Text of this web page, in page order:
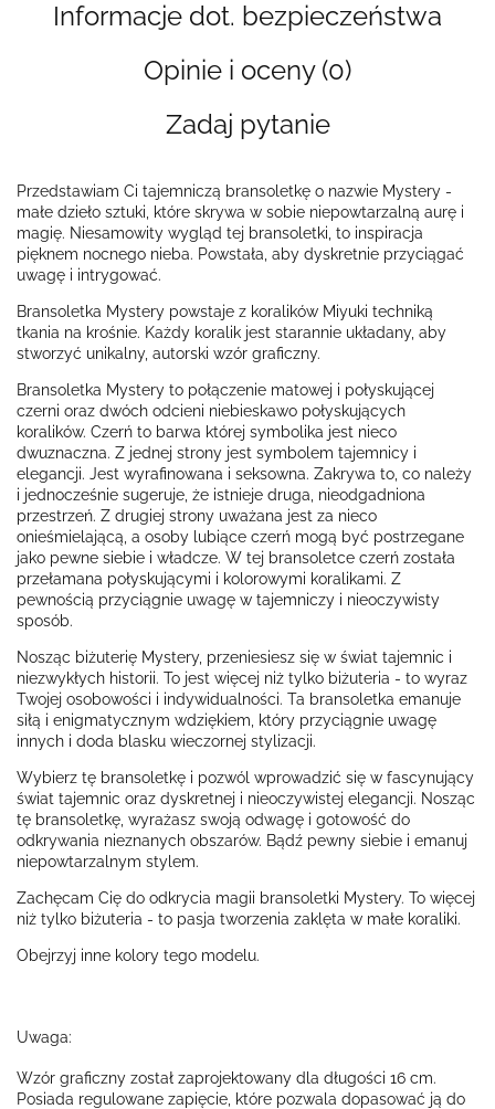
Informacje dot. bezpieczeństwa
Opinie i oceny (0)
Zadaj pytanie
Przedstawiam Ci tajemniczą bransoletkę o nazwie Mystery -
małe dzieło sztuki, które skrywa w sobie niepowtarzalną aurę i
magię. Niesamowity wygląd tej bransoletki, to inspiracja
pięknem nocnego nieba. Powstała, aby dyskretnie przyciągać
uwagę i intrygować.
Bransoletka Mystery powstaje z koralików Miyuki techniką
tkania na krośnie. Każdy koralik jest starannie układany, aby
stworzyć unikalny, autorski wzór graficzny.
Bransoletka Mystery to połączenie matowej i połyskującej
czerni oraz dwóch odcieni niebieskawo połyskujących
koralików. Czerń to barwa której symbolika jest nieco
dwuznaczna. Z jednej strony jest symbolem tajemnicy i
elegancji. Jest wyrafinowana i seksowna. Zakrywa to, co należy
i jednocześnie sugeruje, że istnieje druga, nieodgadniona
przestrzeń. Z drugiej strony uważana jest za nieco
onieśmielającą, a osoby lubiące czerń mogą być postrzegane
jako pewne siebie i władcze. W tej bransoletce czerń została
przełamana połyskującymi i kolorowymi koralikami. Z
pewnością przyciągnie uwagę w tajemniczy i nieoczywisty
sposób.
Nosząc biżuterię Mystery, przeniesiesz się w świat tajemnic i
niezwykłych historii. To jest więcej niż tylko biżuteria - to wyraz
Twojej osobowości i indywidualności. Ta bransoletka emanuje
siłą i enigmatycznym wdziękiem, który przyciągnie uwagę
innych i doda blasku wieczornej stylizacji.
Wybierz tę bransoletkę i pozwól wprowadzić się w fascynujący
świat tajemnic oraz dyskretnej i nieoczywistej elegancji. Nosząc
tę bransoletkę, wyrażasz swoją odwagę i gotowość do
odkrywania nieznanych obszarów. Bądź pewny siebie i emanuj
niepowtarzalnym stylem.
Zachęcam Cię do odkrycia magii bransoletki Mystery. To więcej
niż tylko biżuteria - to pasja tworzenia zaklęta w małe koraliki.
Obejrzyj inne kolory tego modelu.
Uwaga:
Wzór graficzny został zaprojektowany dla długości 16 cm.
Posiada regulowane zapięcie, które pozwala dopasować ją do